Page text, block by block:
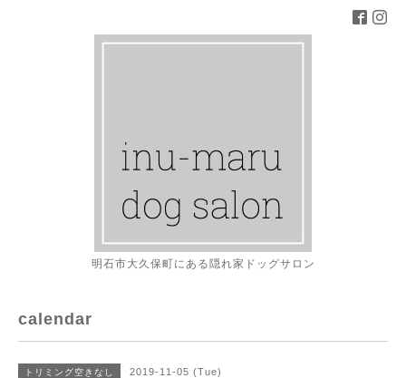
明石市大久保町にある隠れ家ドッグサロン
calendar
トリミング空きなし 2019-11-05 (Tue)